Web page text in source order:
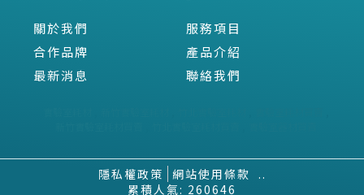
關於我們
服務項目
合作品牌
產品介紹
最新消息
聯絡我們
隱私權政策 網站使用條款
..
累積人氣: 260646